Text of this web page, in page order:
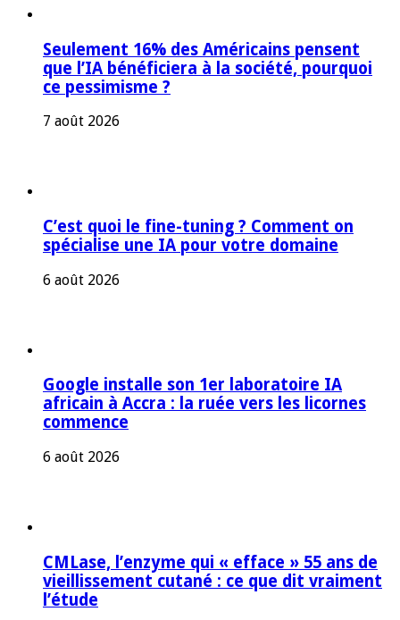
Seulement 16% des Américains pensent
que l’IA bénéficiera à la société, pourquoi
ce pessimisme ?
7 août 2026
C’est quoi le fine-tuning ? Comment on
spécialise une IA pour votre domaine
6 août 2026
Google installe son 1er laboratoire IA
africain à Accra : la ruée vers les licornes
commence
6 août 2026
CMLase, l’enzyme qui « efface » 55 ans de
vieillissement cutané : ce que dit vraiment
l’étude